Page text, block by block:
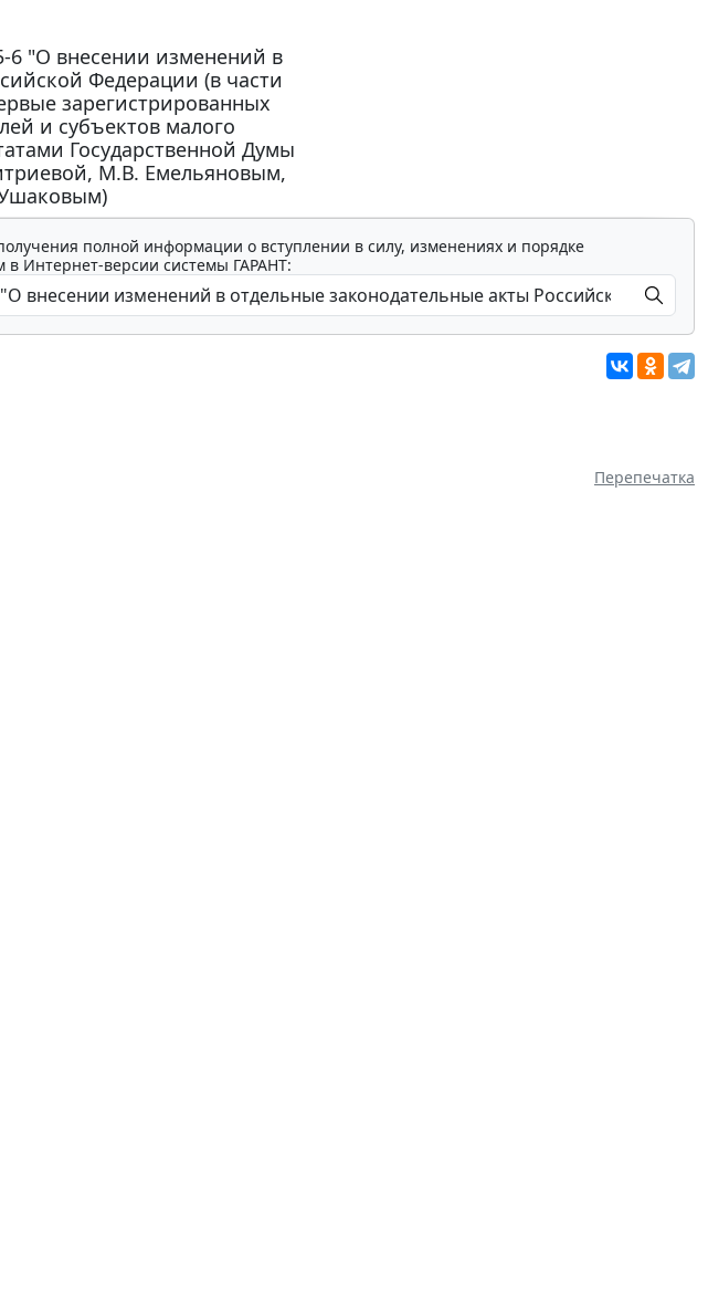
6 "О внесении изменений в
Федерации (в части
зарегистрированных
и субъектов малого
Государственной Думы
М.В. Емельяновым,
полной информации о вступлении в силу, изменениях и порядке
в Интернет-версии системы ГАРАНТ:
Перепечатка